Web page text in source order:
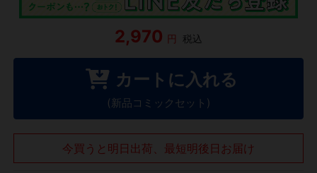
2,970 円 税込
カートに入れる
(新品コミックセット)
今買うと明日出荷、最短明後日お届け